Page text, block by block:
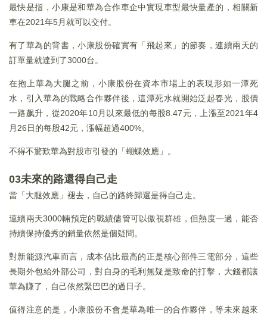
最快是指，小康是和華為合作車企中實現車型最快量產的，相關新
車在2021年5月就可以交付。
有了華為的背書，小康股份確實有「飛起來」的節奏，連續兩天的
訂單量就達到了3000台。
在抱上華為大腿之前，小康股份在資本市場上的表現形如一潭死
水，引入華為的戰略合作夥伴後，這潭死水就開始泛起春光，股價
一路飙升，從2020年10月以來最低的每股8.47元，上漲至2021年4
月26日的每股42元，漲幅超過400%。
不得不驚歎華為對股市引發的「蝴蝶效應」。
03未來的路還得自己走
當「大腿效應」褪去，自己的路終歸還是得自己走。
連續兩天3000輛預定的戰績儘管可以傲視群雄，但熱度一過，能否
持續保持優秀的銷量依然是個疑問。
對新能源汽車而言，成本佔比最高的正是核心部件三電部分，這些
長期外包給外部公司，對自身的毛利無疑是致命的打擊，大錢都讓
華為賺了，自己依然緊巴巴的過日子。
值得注意的是，小康股份不會是華為唯一的合作夥伴，等未來越來